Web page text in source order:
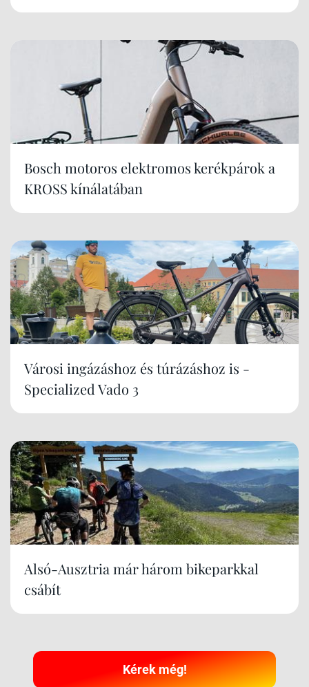
Bosch motoros elektromos kerékpárok a
KROSS kínálatában
Városi ingázáshoz és túrázáshoz is -
Specialized Vado 3
Alsó-Ausztria már három bikeparkkal
csábít
Kérek még!